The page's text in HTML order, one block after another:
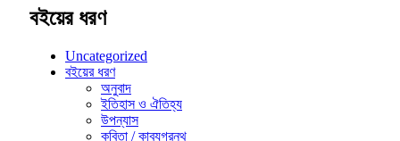
বইয়ের ধরণ
Uncategorized
বইয়ের ধরণ
অনুবাদ
ইতিহাস ও ঐতিহ্য
উপন্যাস
কবিতা / কাব্যগ্রন্থ